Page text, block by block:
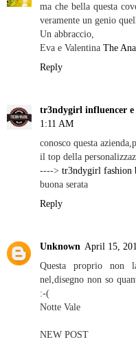
ma che bella questa
veramente un genio
Un abbraccio,
Eva e Valentina The
Reply
tr3ndygirl influencer e
1:11 AM
conosco questa
il top della
----> tr3ndygirl fashion
buona serata
Reply
Unknown April 15,
Questa proprio non
nel,disegno non so
:-(
Notte Vale
NEW POST